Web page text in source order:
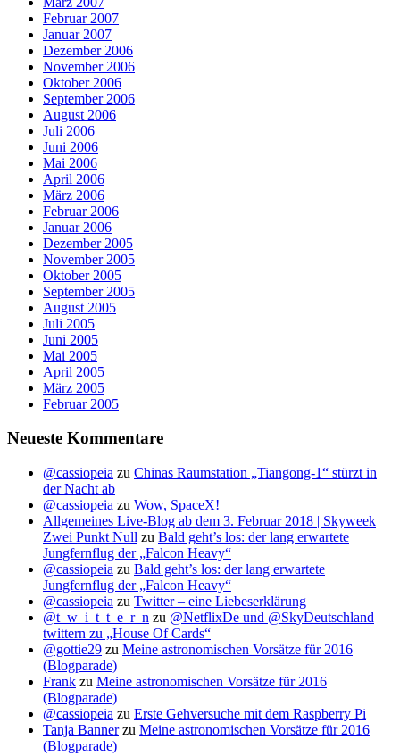
Februar 2007
Januar 2007
Dezember 2006
November 2006
Oktober 2006
September 2006
August 2006
Juli 2006
Juni 2006
Mai 2006
April 2006
März 2006
Februar 2006
Januar 2006
Dezember 2005
November 2005
Oktober 2005
September 2005
August 2005
Juli 2005
Juni 2005
Mai 2005
April 2005
März 2005
Februar 2005
Neueste Kommentare
@cassiopeia zu Chinas Raumstation „Tiangong-1“ stürzt in
der Nacht ab
@cassiopeia zu Wow, SpaceX!
Allgemeines Live-Blog ab dem 3. Februar 2018 | Skyweek
Zwei Punkt Null zu Bald geht’s los: der lang erwartete
Jungfernflug der „Falcon Heavy“
@cassiopeia zu Bald geht’s los: der lang erwartete
Jungfernflug der „Falcon Heavy“
@cassiopeia zu Twitter – eine Liebeserklärung
@t_w_i_t_t_e_r_n zu @NetflixDe und @SkyDeutschland
twittern zu „House Of Cards“
@gottie29 zu Meine astronomischen Vorsätze für 2016
(Blogparade)
Frank zu Meine astronomischen Vorsätze für 2016
(Blogparade)
@cassiopeia zu Erste Gehversuche mit dem Raspberry Pi
Tanja Bannerzu Meine astronomischen Vorsätze für 2016
(Blogparade)